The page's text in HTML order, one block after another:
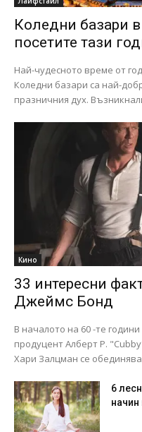
Коледни базари
посетите тази
Най-чудесното време от
Коледни базари са най-
празничния дух.
Кино
33 интересни
Джеймс Бонд
В началото на 60 -те
продуцент Алберт Р.
Хари Залцман се
6